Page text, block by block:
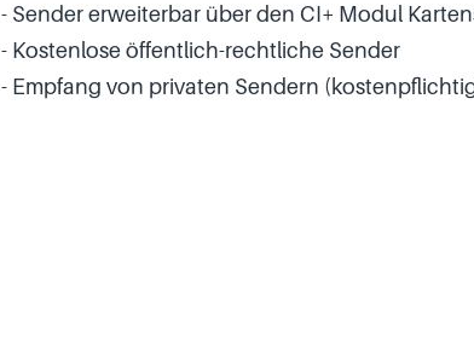
- Sender erweiterbar über den CI+ Modul
- Kostenlose öffentlich-rechtliche Sender
- Empfang von privaten Sendern